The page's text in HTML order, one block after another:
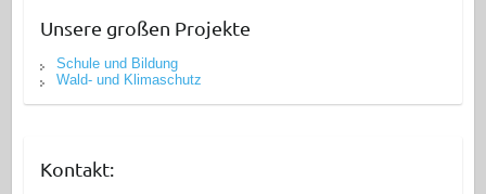
Unsere großen Projekte
Schule und Bildung
Wald- und Klimaschutz
Kontakt: